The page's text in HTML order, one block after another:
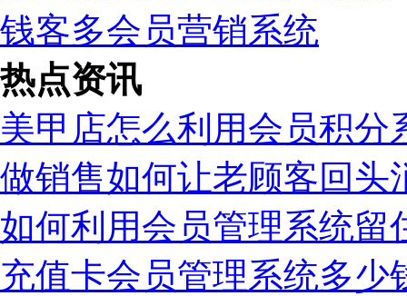
钱客多会员营销系统
热点资讯
美甲店怎么利用会员积分
做销售如何让老顾客回头
如何利用会员管理系统留
充值卡会员管理系统多少